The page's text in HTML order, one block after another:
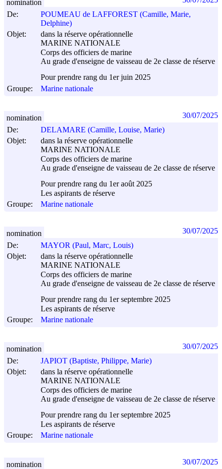
De:
POUMEAU de LAFFOREST (Camille, Marie,
Delphine)
Objet:
dans la réserve opérationnelle
MARINE NATIONALE
Corps des officiers de marine
Au grade d'enseigne de vaisseau de 2e classe de réserve
Pour prendre rang du 1er juin 2025
Groupe:
Marine nationale
nomination
De:
DELAMARE (Camille, Louise, Marie)
Objet:
dans la réserve opérationnelle
MARINE NATIONALE
Corps des officiers de marine
Au grade d'enseigne de vaisseau de 2e classe de réserve
Pour prendre rang du 1er août 2025
Les aspirants de réserve
Groupe:
Marine nationale
nomination 30/07/2025
De:
MAYOR (Paul, Marc, Louis)
Objet:
dans la réserve opérationnelle
MARINE NATIONALE
Corps des officiers de marine
Au grade d'enseigne de vaisseau de 2e classe de réserve
Pour prendre rang du 1er septembre 2025
Les aspirants de réserve
Groupe:
Marine nationale
nomination 30/07/2025
De:
JAPIOT (Baptiste, Philippe, Marie)
Objet:
dans la réserve opérationnelle
MARINE NATIONALE
Corps des officiers de marine
Au grade d'enseigne de vaisseau de 2e classe de réserve
Pour prendre rang du 1er septembre 2025
Les aspirants de réserve
Groupe:
Marine nationale
nomination 30/07/2025
nomination 30/07/2025